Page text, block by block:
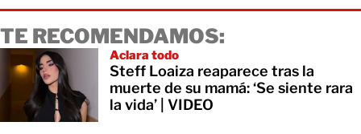
TE RECOMENDAMOS:
Aclara todo
Steff Loaiza reaparece tras la
muerte de su mamá: ‘Se siente rara
la vida’ | VIDEO